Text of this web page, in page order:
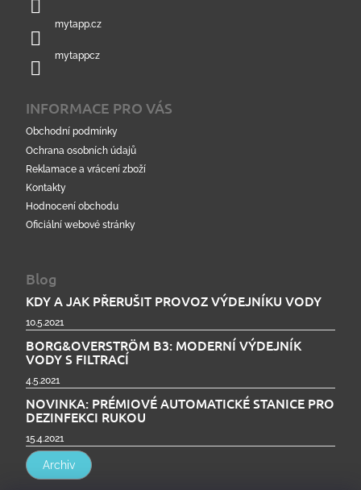
mytapp.cz
mytappcz
INFORMACE PRO VÁS
Obchodní podmínky
Ochrana osobních údajů
Reklamace a vrácení zboží
Kontakty
Hodnocení obchodu
Oficiální webové stránky
Blog
KDY A JAK PŘERUŠIT PROVOZ VÝDEJNÍKU VODY
10.5.2021
BORG&OVERSTRÖM B3: MODERNÍ VÝDEJNÍK
VODY S FILTRACÍ
4.5.2021
NOVINKA: PRÉMIOVÉ AUTOMATICKÉ STANICE PRO
DEZINFEKCI RUKOU
15.4.2021
Archiv